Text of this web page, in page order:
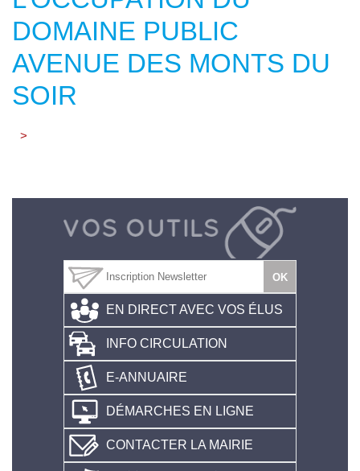
DOMAINE PUBLIC
AVENUE DES MONTS DU
SOIR
>
EN DIRECT AVEC VOS ÉLUS
INFO CIRCULATION
E-ANNUAIRE
DÉMARCHES EN LIGNE
CONTACTER LA MAIRIE